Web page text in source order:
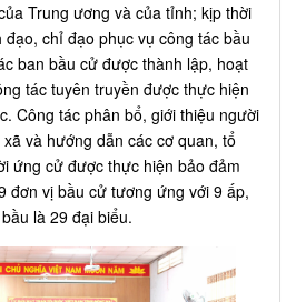
Trung ương và của tỉnh; kịp thời
chỉ đạo phục vụ công tác bầu
ban bầu cử được thành lập, hoạt
tác tuyên truyền được thực hiện
Công tác phân bổ, giới thiệu người
và hướng dẫn các cơ quan, tổ
ứng cử được thực hiện bảo đảm
đơn vị bầu cử tương ứng với 9 ấp,
là 29 đại biểu.